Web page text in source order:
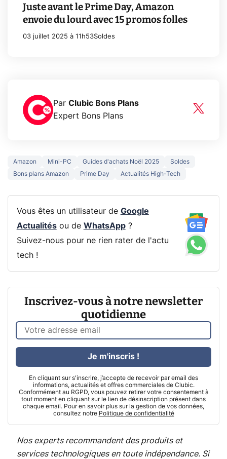
Juste avant le Prime Day, Amazon
envoie du lourd avec 15 promos folles
03 juillet 2025 à 11h53Soldes
Par Clubic Bons Plans
Expert Bons Plans
Amazon Mini-PC Guides d'achats Noël 2025
Soldes
Bons plans Amazon
Prime Day Actualités High-Tech
Vous êtes un utilisateur de Google
Actualitésou de WhatsApp?
Suivez-nous pour ne rien rater de l'actu
tech !
Inscrivez-vous à notre newsletter
quotidienne
En cliquant sur s'inscrire, j’accepte de recevoir par email des
informations, actualités et offres commerciales de Clubic.
Conformément au RGPD, vous pouvez retirer votre consentement à
tout moment en cliquant sur le lien de désinscription présent dans
chaque email. Pour en savoir plus sur la gestion de vos données,
consultez notre Politique de confidentialité
Je m'inscris !
Nos experts recommandent des produits et
services technologiques en toute indépendance. Si